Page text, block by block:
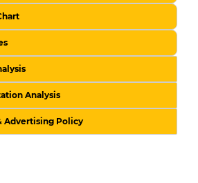
Analysis
Advertising Policy